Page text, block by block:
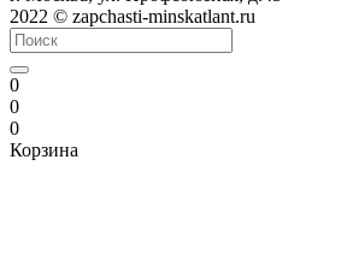
2022 © zapchasti-minskatlant.ru
0
0
0
Корзина